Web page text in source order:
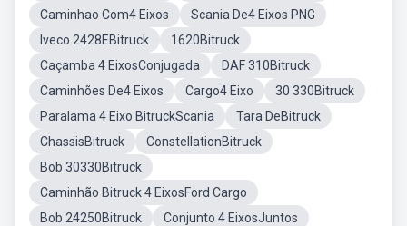
Caminhao Com4 Eixos
Scania De4 Eixos PNG
Iveco 2428EBitruck
1620Bitruck
Caçamba 4 EixosConjugada
DAF 310Bitruck
Caminhões De4 Eixos
Cargo4 Eixo
30 330Bitruck
Paralama 4 Eixo BitruckScania
Tara DeBitruck
ChassisBitruck
ConstellationBitruck
Bob 30330Bitruck
Caminhão Bitruck 4 EixosFord Cargo
Bob 24250Bitruck
Conjunto 4 EixosJuntos